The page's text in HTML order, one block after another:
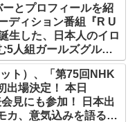
ーとプロフィールを紹
ディション番組『R U
生した、日本人のイロ
5人組ガールズグルー
「Magnetic」がいき
ト）、「第75回NHK
出場決定！ 本日
会見にも参加！ 日本出
カ、意気込みを語る